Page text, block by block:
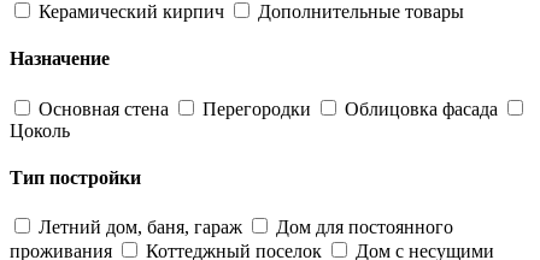
Керамический кирпич
Дополнительные товары
Назначение
Основная стена Перегородки
Облицовка фасада
Цоколь
Тип постройки
Летний дом, баня, гараж
Дом для постоянного
проживания
Коттеджный поселок Дом с несущими